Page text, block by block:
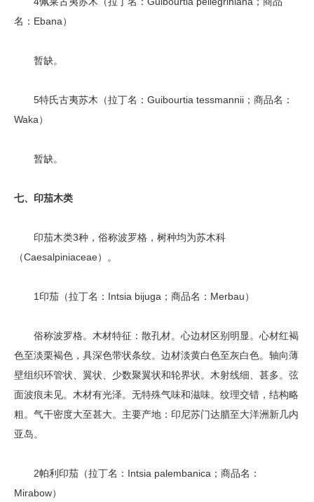
名：Ebana）
暂缺。
5特氏古夷苏木（拉丁名：Guibourtia tessmannii；商品名：
Waka）
暂缺。
七、印茄木类
印茄木类3种，俗称波罗格，树种均为苏木科
（Caesalpiniaceae）。
1印茄（拉丁名：Intsia bijuga；商品名：Merbau）
俗称波罗格。木材特征：散孔材。心边材区别明显。心材红褐
色至淡栗褐色，具深色带状条纹。边材淡黄白色至灰白色。轴向薄
壁组织环管状、翼状、少数聚翼状和轮界状。木射线细、甚多。弦
面波痕未见。木材有光泽。无特殊气味和滋味。纹理交错，结构略
粗。气干密度大至甚大。主要产地：印尼苏门达腊至大洋洲新几内
亚岛。
2帕利印茄（拉丁名：Intsia palembanica；商品名：
Mirabow）